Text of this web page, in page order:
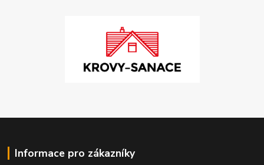
Informace pro zákazníky